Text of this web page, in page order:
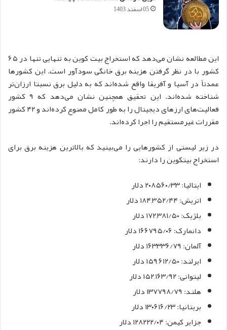
05 اسفند 1403
این مطالعه نشان می‌دهد که استخراج بیت کوین به تنهایی تنها در ۶۵
کشور با در نظر گرفتن هزینه برق خانگی سودآور است. این کشورها
عمدتاً در آسیا و آفریقا واقع شده‌اند که به دلیل برق نسبتا ارزان‌تر
شناخته شده‌اند. این تحقیق همچنین نشان می‌دهد که ۹ کشور
فعالیت‌های ارزهای دیجیتال را به طور کامل ممنوع کرده‌اند و ۴۲ کشور
مقررات غیرمستقیم را اجرا کرده‌اند.
در زیر لیستی از کشورهایی را می‌بینید که بالاترین هزینه برق برای
استخراج بیتکوین را دارند:
ایتالیا: ۲۰۸۵۶۰/۳۳ دلار
اتریش: ۱۸۴,۳۵۲/۴۴ دلار
بلژیک: ۱۷۲,۳۸۱/۵۰ دلار
دانمارک: ۱۶۶۷۹۵/۰۶ دلار
آلمان: ۱۶۳۳۳۶/۷۹ دلار
ایرلند: ۱۵۹,۶۱۲/۵۰ دلار
لیتوانی: ۱۵۲,۱۶۳/۹۲ دلار
هلند: ۱۳۷۷۹۸/۷۹ دلار
بریتانیا: ۱۳۰۶۱۶/۲۳ دلار
جزایر کیمن: ۱۲۸۲۲۲/۰۴ دلار